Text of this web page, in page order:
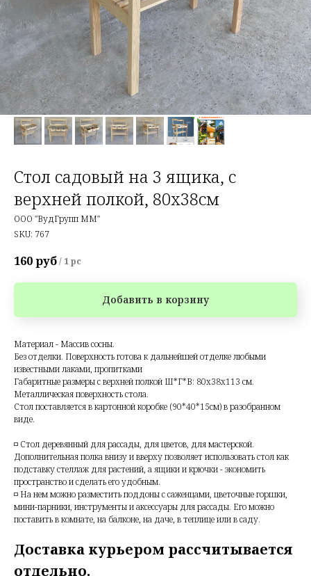
Стол садовый на 3 ящика, с
верхней полкой, 80х38см
ООО "ВудГрупп ММ"
SKU: 767
160руб/ 1 pc
Добавить в корзину
Материал - Массив сосны.
Без отделки. Поверхность готова к дальнейшей отделке любыми
известными лаками, пропитками
Габаритные размеры с верхней полкой Ш*Г*В: 80х38х113 см.
Металлическая поверхность стола.
Стол поставляется в картонной коробке (90*40*15см) в разобранном
виде.
◽ Стол деревянный для рассады, для цветов, для мастерской.
Дополнительная полка внизу и вверху позволяет использовать стол как
подставку стеллаж для растений, а ящики и крючки - экономить
пространство и сделать его удобным.
◽ На нем можно разместить поддоны с саженцами, цветочные горшки,
мини-парники, инструменты и аксессуары для рассады. Его можно
поставить в комнате, на балконе, на даче, в теплице или в саду.
Доставка курьером рассчитывается
отдельно.